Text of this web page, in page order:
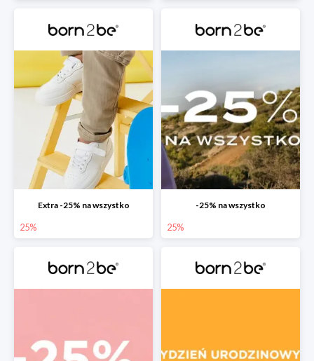
Extra -25% na wszystko
25%
-25% na wszystko
25%